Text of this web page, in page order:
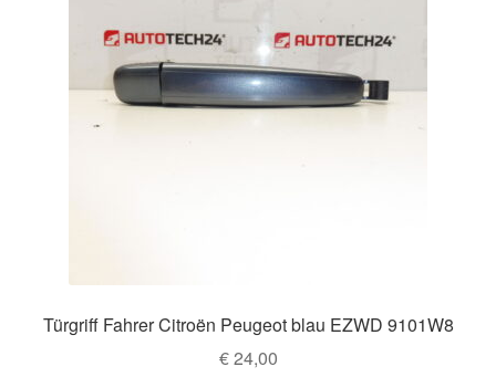
Türgriff Fahrer Citroën Peugeot blau EZWD 9101W8
€24,00